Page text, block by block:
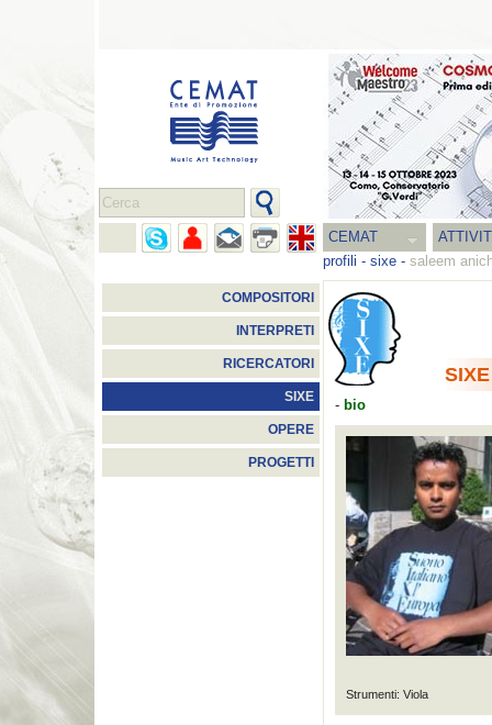
CEMAT
profili - sixe - saleem
COMPOSITORI
INTERPRETI
RICERCATORI
SIXE
OPERE
PROGETTI
SIXE
- bio
Strumenti: Viola